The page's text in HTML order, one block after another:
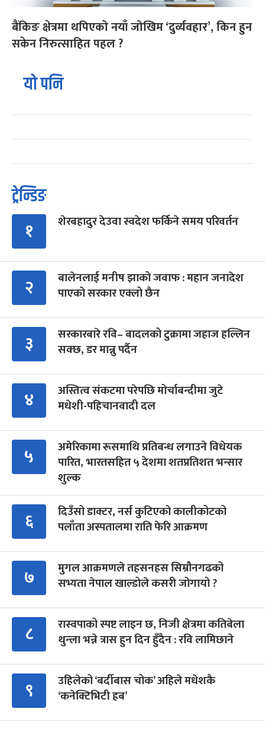
बैंकिङ क्षेत्रमा थपिएको नयाँ जोखिम ‘दुर्व्यवहार’, किन हुन
सकेन निरुत्साहित पहल ?
यो पनि
ट्रेन्डिङ
१ शेरबहादुर देउवा स्वदेश फर्किने समय परिवर्तन
२
बालेनलाई मनीष झाको जवाफ : महान जनादेश
पाएको सरकार एक्लो छैन
३
सरकारबारे रवि– बादलको टुक्रामा जहाज हल्लिन
सक्छ, डर मान्नु पर्दैन
४
अस्तित्व संकटमा परेपछि मोर्चाबन्दीमा जुटे
मधेशी-पहिचानवादी दल
५
अमेरिकामा रूसमाथि प्रतिबन्ध लगाउने विधेयक
पारित, भारतसहित ५ देशमा शतप्रतिशत भन्सार
शुल्क
६
दिउँसो डाक्टर, नर्स कुटिएको कालीकोटको
पलाँता अस्पतालमा राति फेरि आक्रमण
७
मुगल आक्रमणले तहसनहस सिम्रौनगढको
सभ्यता नेपाल खाल्डोले कसरी जोगायो ?
८
रास्वपाको स्पष्ट लाइन छ, निजी क्षेत्रमा कतिबेला
थुन्ला भन्ने त्रास हुन दिन हुँदैन : रवि लामिछाने
९
उहिलेको ‘बर्दीबास चोक’ अहिले मधेशकै
‘कनेक्टिभिटी हब’